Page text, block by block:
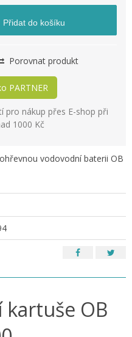
Přidat do košíku
Porovnat produkt
PARTNER
pro nákup přes E-shop při
1000 Kč
vodovodní baterii OB
kartuše OB